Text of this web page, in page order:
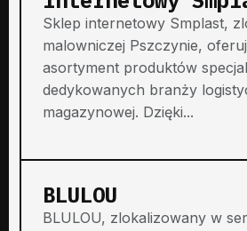
Sklep internetowy Smplast,
malowniczej Pszczynie,
asortyment produktów
dedykowanych branży
magazynowej. Dzięki...
BLULOU
BLULOU, zlokalizowany w